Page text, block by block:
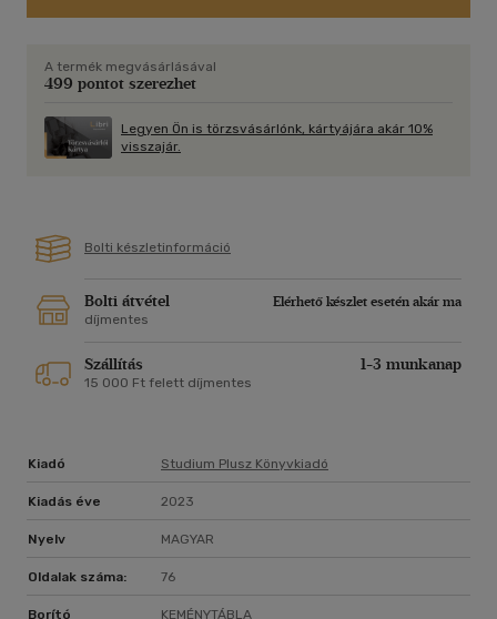
A termék megvásárlásával
499 pontot szerezhet
Legyen Ön is törzsvásárlónk, kártyájára akár 10%
visszajár.
Bolti készletinformáció
Bolti átvétel
Elérhető készlet esetén akár ma
díjmentes
Szállítás 1-3 munkanap
15 000 Ft felett díjmentes
Kiadó Studium Plusz Könyvkiadó
Kiadás éve 2023
Nyelv MAGYAR
Oldalak száma: 76
Borító KEMÉNYTÁBLA